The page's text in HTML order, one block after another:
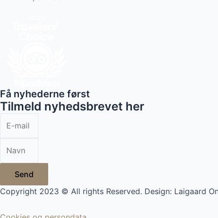
Få nyhederne først
Tilmeld nyhedsbrevet her
Send
Copyright 2023 © All rights Reserved. Design: Laigaard